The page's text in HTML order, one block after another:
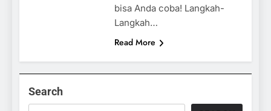
bisa Anda coba! Langkah-
Langkah…
Read More
Search